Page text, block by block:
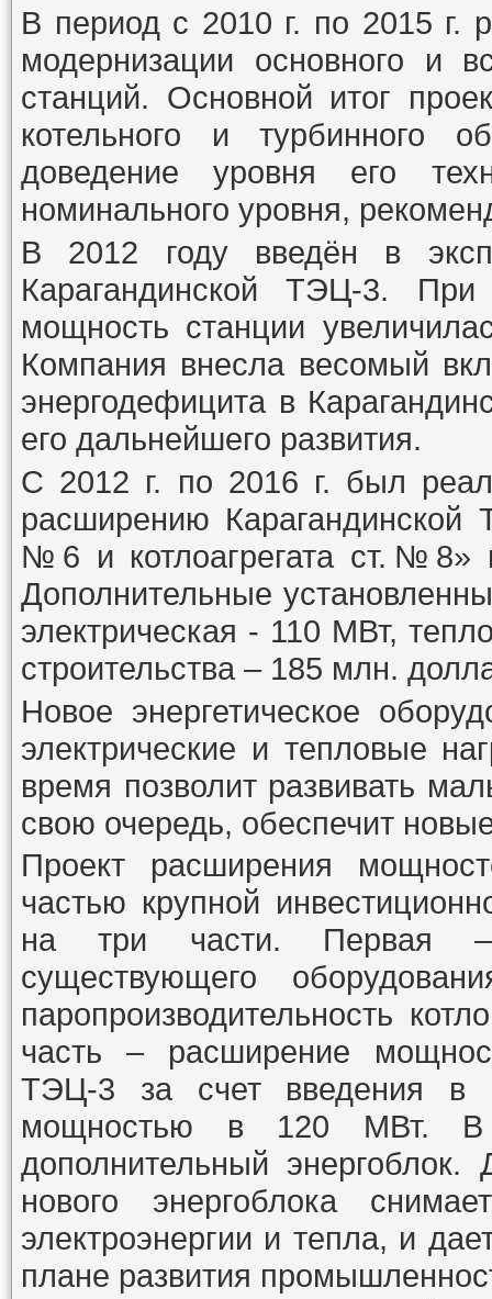
В период с 2010 г. по 2015 г.
модернизации основного и
станций. Основной итог
котельного и турбинного
доведение уровня его
номинального уровня,
В 2012 году введён в
Карагандинской ТЭЦ-3. При
мощность станции
Компания внесла весомый
энергодефицита в
его дальнейшего развития.
С 2012 г. по 2016 г. был
расширению Карагандинской
№6 и котлоагрегата ст.№8»
Дополнительные
электрическая - 110 МВт,
строительства – 185 млн.
Новое энергетическое
электрические и тепловые
время позволит развивать
свою очередь, обеспечит
Проект расширения
частью крупной
на три части. Первая –
существующего
паропроизводительность
часть – расширение
ТЭЦ-3 за счет введения в
мощностью в 120 МВт.
дополнительный
нового энергоблока
электроэнергии и тепла, и
плане развития